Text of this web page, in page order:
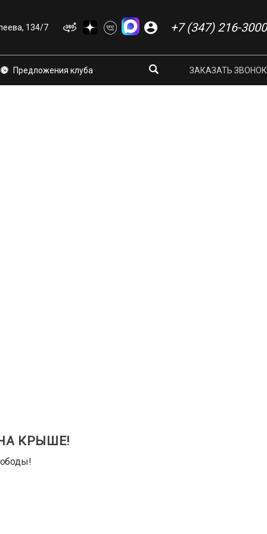
134/7 +7 (347) 216-3000
Предложения клуба ЗАКАЗАТЬ ЗВОНОК
НА КРЫШЕ!